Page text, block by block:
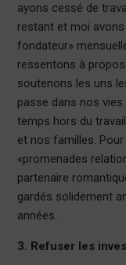
ayons cessé de
restant et moi
fondateur»
ressentons à
soutenons les uns
passe dans nos
temps hors du
et nos familles.
«promenades
partenaire
gardés solidement
années.
3. Refuser les